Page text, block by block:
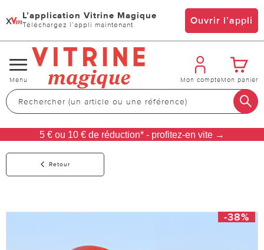
x L’application Vitrine Magique
Téléchargez l’appli maintenant Ouvrir l’appli
Changer
de
navigation
Menu Mon compteMon panier
5 € ou 10 € de réduction* - profitez-en vite →
Retour
-38%